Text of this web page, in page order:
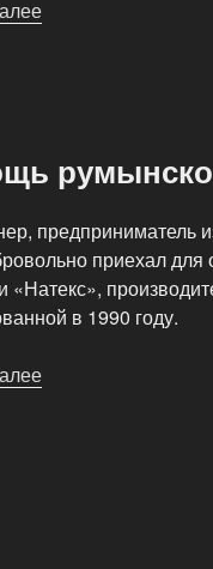
предприниматель
приехал
«Натекс»,
в 1990 году.